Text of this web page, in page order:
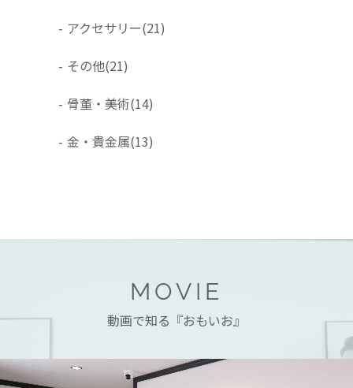
- アクセサリー(21)
- その他(21)
- 骨董・美術(14)
- 金・貴金属(13)
MOVIE
動画で知る『おもいお』